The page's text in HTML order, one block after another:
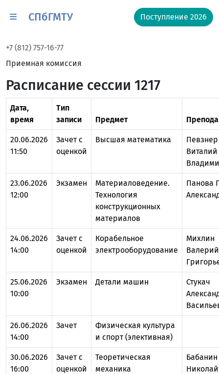
СПбГМТУ Поступление 2026
+7 (812) 757-16-77
Приемная комиссия
Расписание сессии 1217
Дата,
время
Тип
записи
Предмет
20.06.2026
11:50
Зачет с
оценкой
Высшая математика
Певзнер
Виталий
23.06.2026
12:00
Экзамен
Материаловедение.
Технология
конструкционных
материалов
Панова
24.06.2026
14:00
Зачет с
оценкой
Корабельное
электрооборудование
Михлин
Валерий
25.06.2026
10:00
Экзамен Детали машин
Стукач
26.06.2026
14:00
Зачет
Физическая культура
и спорт (элективная)
30.06.2026
16:00
Зачет с
оценкой
Теоретическая
механика
Бабанин
Николай